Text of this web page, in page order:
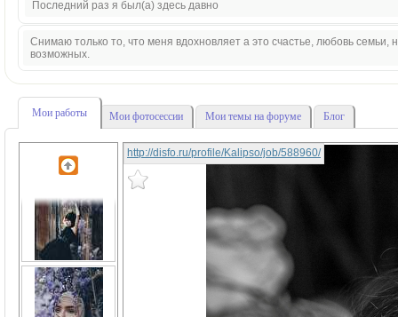
Последний раз я был(а) здесь давно
Снимаю только то, что меня вдохновляет а это счастье, любовь
возможных.
Мои работы Мои фотосессии Мои темы на форуме Блог
http://disfo.ru/profile/Kalipso/job/588960/